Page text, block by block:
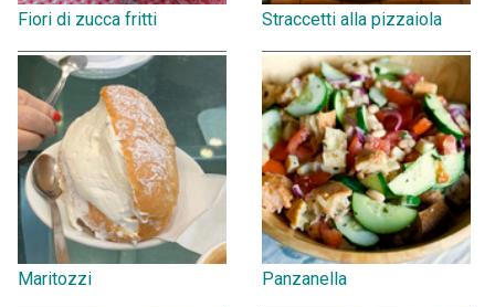
Fiori di zucca fritti Straccetti alla pizzaiola
Maritozzi Panzanella